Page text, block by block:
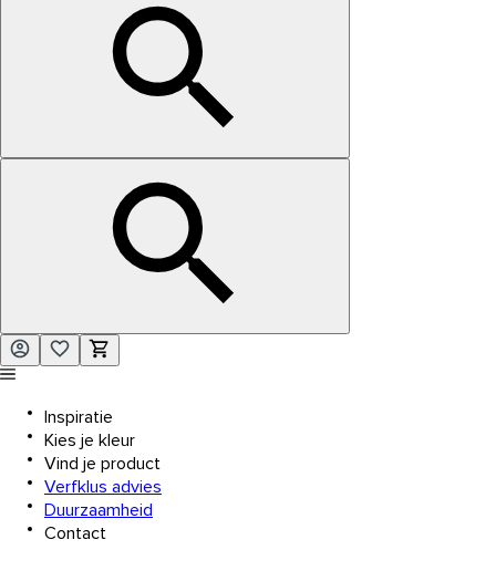
Inspiratie
Kies je kleur
Vind je product
Verfklus advies
Duurzaamheid
Contact